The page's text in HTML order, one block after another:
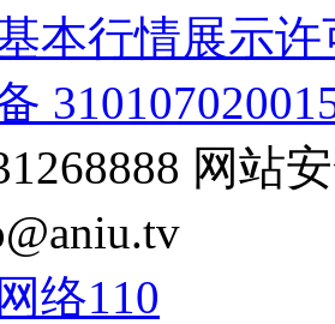
本行情展示许
网站
络110